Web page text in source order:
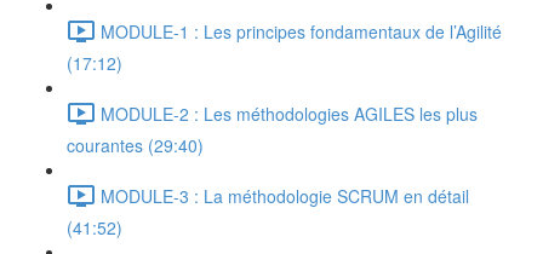
MODULE-1 : Les principes fondamentaux de l’Agilité
(17:12)
MODULE-2 : Les méthodologies AGILES les plus
courantes (29:40)
MODULE-3 : La méthodologie SCRUM en détail
(41:52)